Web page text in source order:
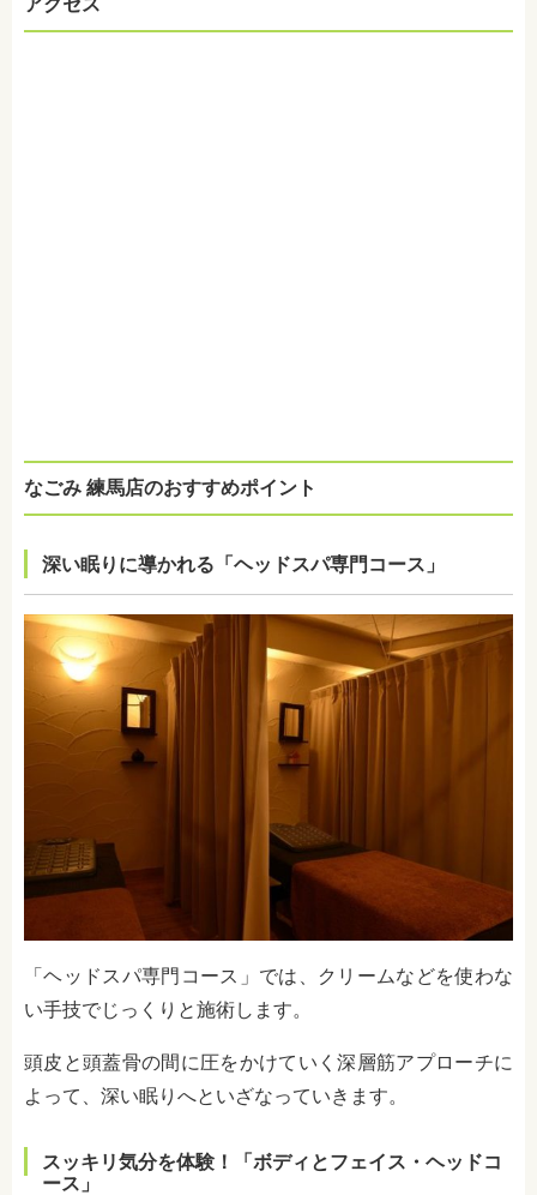
アクセス
なごみ 練馬店のおすすめポイント
深い眠りに導かれる「ヘッドスパ専門コース」
「ヘッドスパ専門コース」では、クリームなどを使わな
い手技でじっくりと施術します。
頭皮と頭蓋骨の間に圧をかけていく深層筋アプローチに
よって、深い眠りへといざなっていきます。
スッキリ気分を体験！「ボディとフェイス・ヘッドコ
ース」